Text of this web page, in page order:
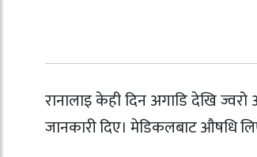
रानालाइ केही दिन अगाडि देखि
जानकारी दिए। मेडिकलबाट औषधि